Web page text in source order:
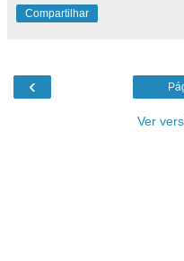
Compartilhar
‹
Ver